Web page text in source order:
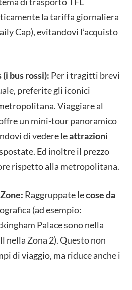
la tariffa giornaliera
Cap), evitandovi l’acquisto
bus rossi): Per i tragitti brevi
preferite gli iconici
Viaggiare al
un mini-tour panoramico
di vedere leattrazioni
Ed inoltre il prezzo
rispetto alla metropolitana.
Raggruppate lecose da
(ad esempio:
Palace sono nella
nella Zona 2). Questo non
di viaggio, ma riduce anche i